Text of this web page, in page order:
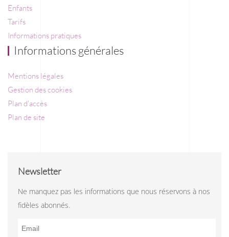
Enfants
Tarifs
Informations pratiques
Informations générales
Mentions légales
Gestion des cookies
Plan d'accès
Plan de site
Newsletter
Ne manquez pas les informations que nous réservons à nos
fidèles abonnés.